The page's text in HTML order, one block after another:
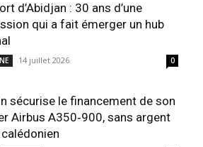
d’Abidjan : 30 ans d’une
qui a fait émerger un hub
14 juillet 2026 0
sécurise le financement de son
Airbus A350‑900, sans argent